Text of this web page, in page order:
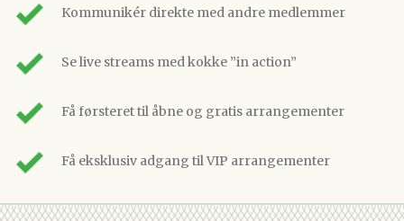
Kommunikér direkte med andre medlemmer
Se live streams med kokke ”in action”
Få førsteret til åbne og gratis arrangementer
Få eksklusiv adgang til VIP arrangementer